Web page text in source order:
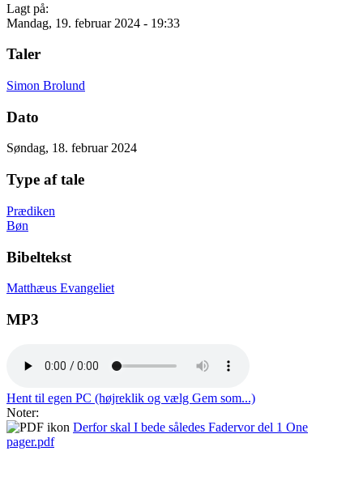
Lagt på:
Mandag, 19. februar 2024 - 19:33
Taler
Simon Brolund
Dato
Søndag, 18. februar 2024
Type af tale
Prædiken
Bøn
Bibeltekst
Matthæus Evangeliet
MP3
Hent til egen PC (højreklik og vælg Gem som...)
Noter:
Derfor skal I bede således Fadervor del 1 One
pager.pdf